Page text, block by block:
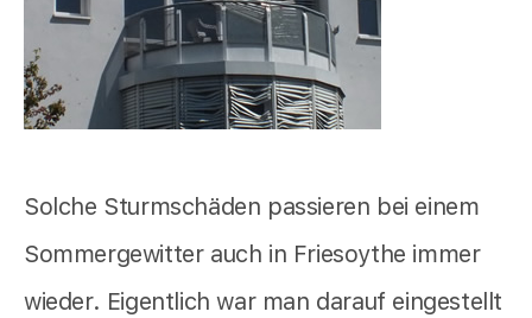
Solche Sturmschäden passieren bei einem
Sommergewitter auch in Friesoythe immer
wieder. Eigentlich war man darauf eingestellt